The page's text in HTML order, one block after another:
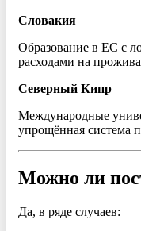
Словакия
Образование в ЕС с
расходами на
Северный Кипр
Международные
упрощённая система
Можно ли
Да, в ряде случаев: